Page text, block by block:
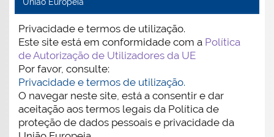
Privacidade e termos de utilização.
Este site está em conformidade com a Política
de Autorização de Utilizadores da UE
Por favor, consulte:
Privacidade e termos de utilização.
O navegar neste site, está a consentir e dar
aceitação aos termos legais da Política de
proteção de dados pessoais e privacidade da